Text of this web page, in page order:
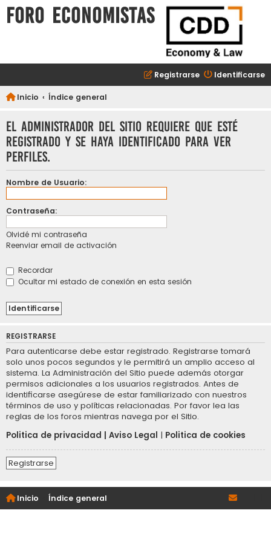
FORO ECONOMISTAS
Identificarse
Registrarse
Inicio Índice general
El administrador del sitio requiere que esté
registrado y se haya identificado para ver
perfiles.
Nombre de Usuario:
Contraseña:
Olvidé mi contraseña
Reenviar email de activación
Recordar
Ocultar mi estado de conexión en esta sesión
REGISTRARSE
Para autenticarse debe estar registrado. Registrarse tomará
solo unos pocos segundos y le permitirá un amplio acceso al
sistema. La Administración del Sitio puede además otorgar
permisos adicionales a los usuarios registrados. Antes de
identificarse asegúrese de estar familiarizado con nuestros
términos de uso y políticas relacionadas. Por favor lea las
reglas de los foros mientras navega por el Sitio.
Politica de privacidad
Aviso Legal | Politica de cookies
Registrarse
Inicio Índice general